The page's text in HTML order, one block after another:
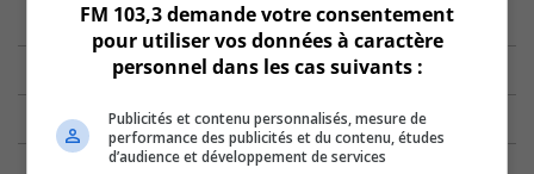
FM 103,3 demande votre consentement
pour utiliser vos données à caractère
personnel dans les cas suivants :
Publicités et contenu personnalisés, mesure de
performance des publicités et du contenu, études
d’audience et développement de services